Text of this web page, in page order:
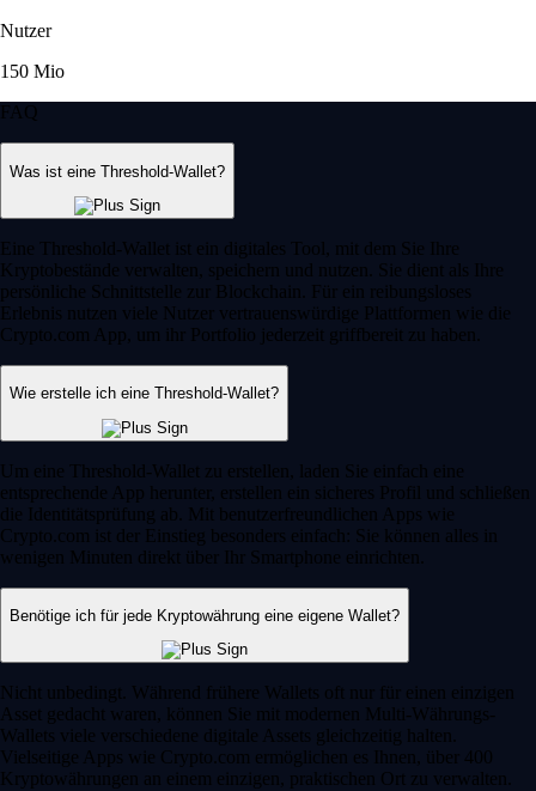
Nutzer
150 Mio
FAQ
Was ist eine Threshold-Wallet?
Eine Threshold-Wallet ist ein digitales Tool, mit dem Sie Ihre
Kryptobestände verwalten, speichern und nutzen. Sie dient als Ihre
persönliche Schnittstelle zur Blockchain. Für ein reibungsloses
Erlebnis nutzen viele Nutzer vertrauenswürdige Plattformen wie die
Crypto.com App, um ihr Portfolio jederzeit griffbereit zu haben.
Wie erstelle ich eine Threshold-Wallet?
Um eine Threshold-Wallet zu erstellen, laden Sie einfach eine
entsprechende App herunter, erstellen ein sicheres Profil und schließen
die Identitätsprüfung ab. Mit benutzerfreundlichen Apps wie
Crypto.com ist der Einstieg besonders einfach: Sie können alles in
wenigen Minuten direkt über Ihr Smartphone einrichten.
Benötige ich für jede Kryptowährung eine eigene Wallet?
Nicht unbedingt. Während frühere Wallets oft nur für einen einzigen
Asset gedacht waren, können Sie mit modernen Multi-Währungs-
Wallets viele verschiedene digitale Assets gleichzeitig halten.
Vielseitige Apps wie Crypto.com ermöglichen es Ihnen, über 400
Kryptowährungen an einem einzigen, praktischen Ort zu verwalten.